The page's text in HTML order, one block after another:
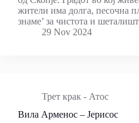
жители има долга, песочна
знаме’ за чистота и
29 Nov 2024
Трет крак - Атос
Вила Арменос – Јерисос